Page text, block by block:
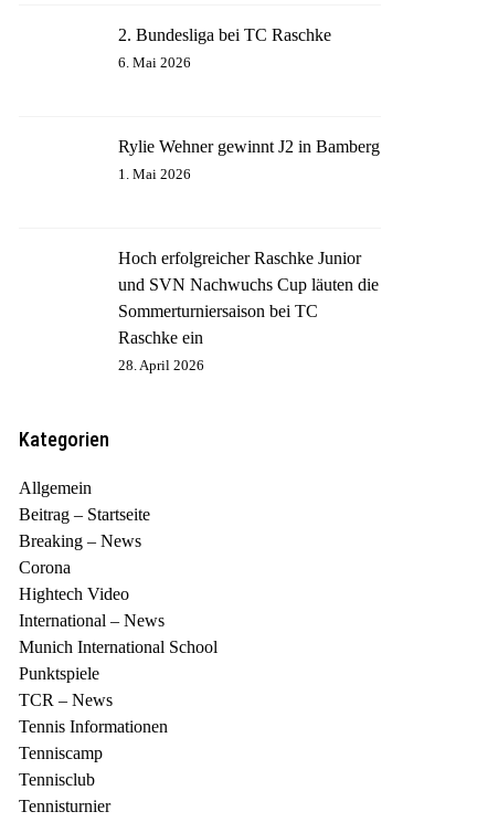
2. Bundesliga bei TC Raschke
6. Mai 2026
Rylie Wehner gewinnt J2 in Bamberg
1. Mai 2026
Hoch erfolgreicher Raschke Junior
und SVN Nachwuchs Cup läuten die
Sommerturniersaison bei TC
Raschke ein
28. April 2026
Kategorien
Allgemein
Beitrag – Startseite
Breaking – News
Corona
Hightech Video
International – News
Munich International School
Punktspiele
TCR – News
Tennis Informationen
Tenniscamp
Tennisclub
Tennisturnier